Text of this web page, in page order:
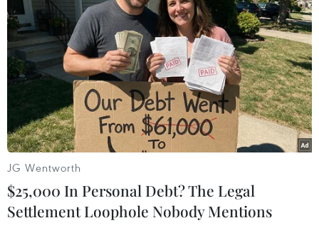
Bắc và Bắc Trung Bộ tiếp tục rét buốt do
nhiệt độ giảm sâu
15/01/2015 01:05
Hôm nay (15/1), nền nhiệt giữa ngày và đêm ở các tỉnh
Bắc Bộ chênh lệch lớn, hơn 10 độ C nên ở Bắc Bộ và
Bắc Trung Bộ tiếp tục rét buốt.
JG Wentworth
$25,000 In Personal Debt? The Legal
Settlement Loophole Nobody Mentions